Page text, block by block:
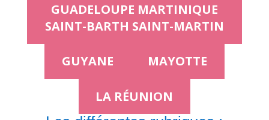
GUADELOUPE MARTINIQUE
SAINT-BARTH SAINT-MARTIN
GUYANE MAYOTTE
LA RÉUNION